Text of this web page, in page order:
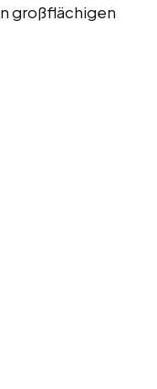
großflächigen